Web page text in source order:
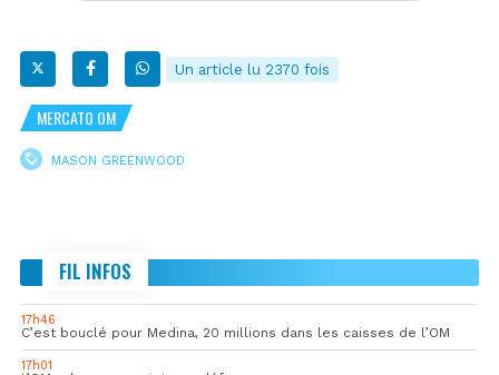
Un article lu 2370 fois
MERCATO OM
MASON GREENWOOD
FIL INFOS
17h46
C’est bouclé pour Medina, 20 millions dans les caisses de l’OM
17h01